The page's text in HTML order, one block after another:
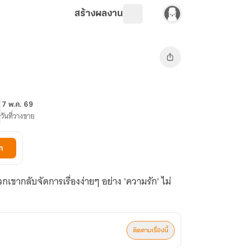
สร้างผลงาน
7 พ.ค. 69
วันที่วางขาย
ขากลับจัดการเรื่องง่ายๆ อย่าง 'ความรัก' ไม่
ติดตามเรื่องนี้